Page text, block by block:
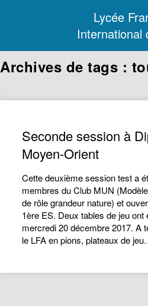
Lycée
International
Archives de tags :
Seconde session à
Moyen-Orient
Cette deuxième session test a
membres du Club MUN
de rôle grandeur nature) et
1ère ES. Deux tables de jeu
mercredi 20 décembre 2017. A
le LFA en pions, plateaux de